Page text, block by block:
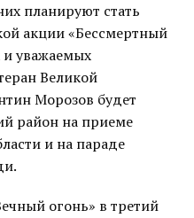
планируют стать
акции «Бессмертный
и уважаемых
Великой
Морозов будет
район на приеме
и на параде
огонь» в третий